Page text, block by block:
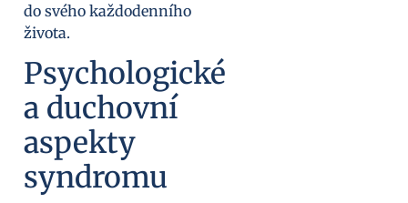
do svého každodenního
života.
Psychologické
a duchovní
aspekty
syndromu